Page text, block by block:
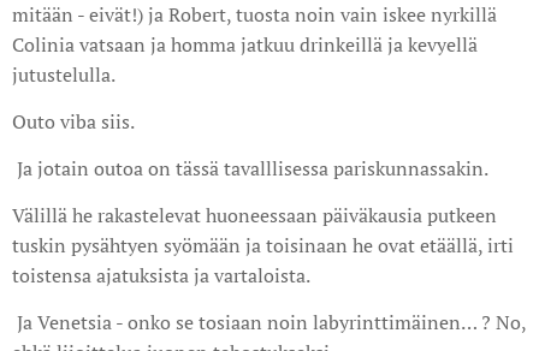
mitään - eivät!) ja Robert, tuosta noin vain iskee nyrkillä
Colinia vatsaan ja homma jatkuu drinkeillä ja kevyellä
jutustelulla.
Outo viba siis.
Ja jotain outoa on tässä tavalllisessa pariskunnassakin.
Välillä he rakastelevat huoneessaan päiväkausia putkeen
tuskin pysähtyen syömään ja toisinaan he ovat etäällä, irti
toistensa ajatuksista ja vartaloista.
Ja Venetsia - onko se tosiaan noin labyrinttimäinen… ? No,